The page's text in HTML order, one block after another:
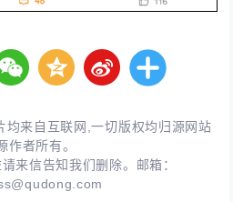
均来自互联网,一切版权均归源网站
作者所有。
来信告知我们删除。邮箱：